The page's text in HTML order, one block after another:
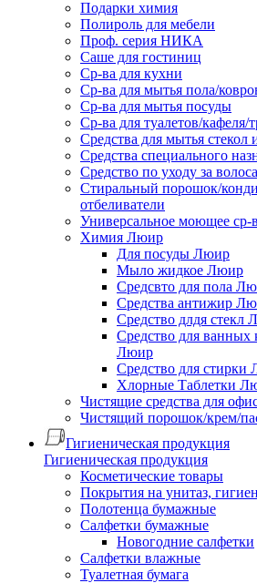
Подарки химия
Полироль для мебели
Проф. серия НИКА
Саше для гостиниц
Ср-ва для кухни
Ср-ва для мытья пола/
Ср-ва для мытья посуды
Ср-ва для туалетов/кафеля/
Средства для мытья стекол
Средства специального
Средство по уходу за
Стиральный порошок/
отбеливатели
Универсальное моющее ср-
Химия Люир
Для посуды Люир
Мыло жидкое Люир
Средсвто для пола
Средства антижир
Средство длдя стекл
Средство для ванных
Люир
Средство для стирки
Хлорные Таблетки
Чистящие средства для
Чистящий порошок/крем/
Гигиеническая продукция
Гигиеническая продукция
Косметические товары
Покрытия на унитаз,
Полотенца бумажные
Салфетки бумажные
Новогодние салфетки
Салфетки влажные
Туалетная бумага